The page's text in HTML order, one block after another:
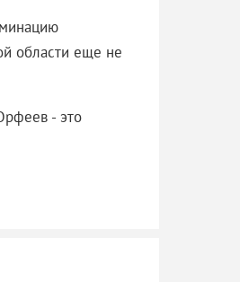
области еще не
- это